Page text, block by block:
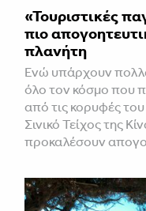
«Τουριστικές
πιο
πλανήτη
Ενώ υπάρχουν
όλο τον κόσμο που
από τις κορυφές
Σινικό Τείχος της
προκαλέσουν